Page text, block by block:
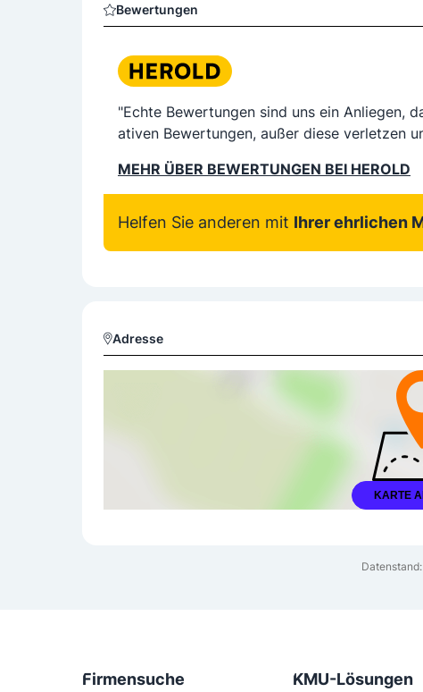
Bewertungen
"Echte Bewertungen sind uns ein Anliegen,
ativen Bewertungen, außer diese verletzen
MEHR ÜBER BEWERTUNGEN BEI HEROLD
Helfen Sie anderen mit Ihrer ehrlichen
Adresse
KARTE
Firmensuche KMU-Lösungen